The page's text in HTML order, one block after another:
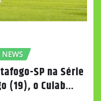
NEWS
SP na Série
(19), o Cuiab…